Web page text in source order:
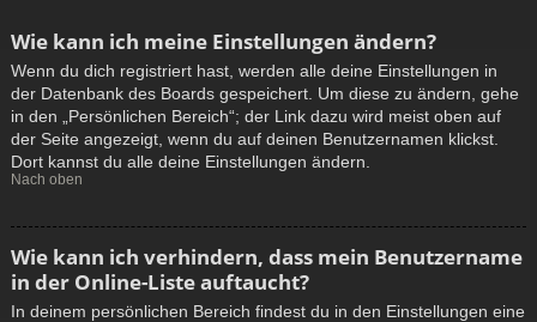
Wie kann ich meine Einstellungen ändern?
Wenn du dich registriert hast, werden alle deine Einstellungen in
der Datenbank des Boards gespeichert. Um diese zu ändern, gehe
in den „Persönlichen Bereich“; der Link dazu wird meist oben auf
der Seite angezeigt, wenn du auf deinen Benutzernamen klickst.
Dort kannst du alle deine Einstellungen ändern.
Nach oben
Wie kann ich verhindern, dass mein Benutzername
in der Online-Liste auftaucht?
In deinem persönlichen Bereich findest du in den Einstellungen eine